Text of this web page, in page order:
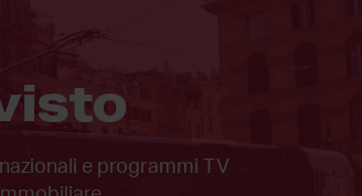
e programmi TV